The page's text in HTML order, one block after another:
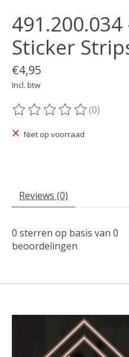
Sticker
€4,95
Incl. btw
De beoordeling van dit
(0)
Niet op voorraad
Reviews (0)
0 sterren op basis van 0
beoordelingen